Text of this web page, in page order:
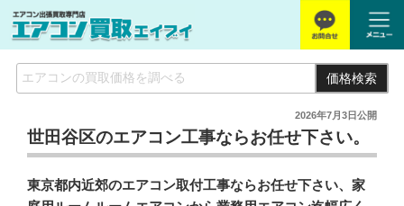
価格検索
2026年7月3日公開
世田谷区のエアコン工事ならお任せ下さい。
東京都内近郊のエアコン取付工事ならお任せ下さい、家